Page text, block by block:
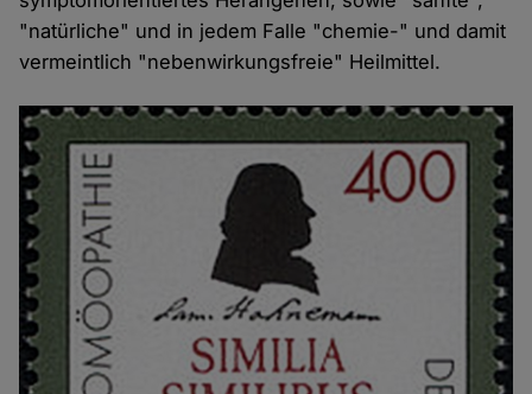
"natürliche" und in jedem Falle "chemie-" und damit
vermeintlich "nebenwirkungsfreie" Heilmittel.